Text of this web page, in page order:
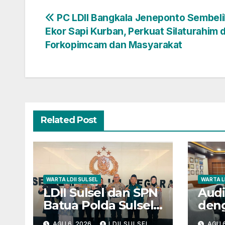
Navigasi
pos
PC LDII Bangkala Jeneponto
Ekor Sapi Kurban, Perkuat Silaturahim
Forkopimcam dan Masyarakat
Related Post
WARTA LDII SULSEL
LDII Sulsel dan SPN
Batua Polda Sulsel
Siap Kolaborasi
WARTA